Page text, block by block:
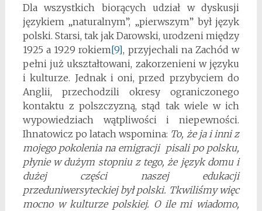
Dla wszystkich biorących udział w dyskusji
językiem „naturalnym”, „pierwszym” był język
polski. Starsi, tak jak Darowski, urodzeni między
1925 a 1929 rokiem[9], przyjechali na Zachód w
pełni już ukształtowani, zakorzenieni w języku
i kulturze. Jednak i oni, przed przybyciem do
Anglii, przechodzili okresy ograniczonego
kontaktu z polszczyzną, stąd tak wiele w ich
wypowiedziach wątpliwości i niepewności.
Ihnatowicz po latach wspomina: To, że ja i inni z
mojego pokolenia na emigracji pisali po polsku,
płynie w dużym stopniu z tego, że język domu i
dużej części naszej edukacji
przeduniwersyteckiej był polski. Tkwiliśmy więc
mocno w kulturze polskiej. O ile mi wiadomo,